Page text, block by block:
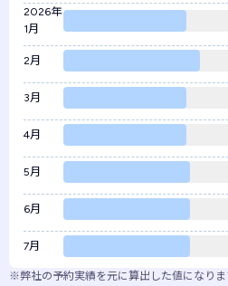
2026年
1月
2月
3月
4月
5月
6月
7月
※弊社の予約実績を元に算出した値になり